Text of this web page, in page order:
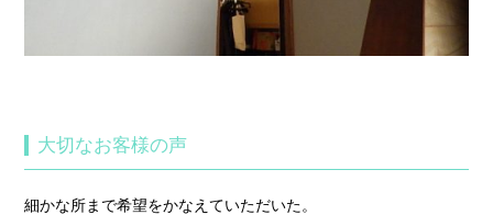
大切なお客様の声
細かな所まで希望をかなえていただいた。